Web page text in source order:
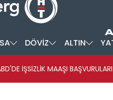
DÖVİZ ALTIN
İŞSİZLİK MAAŞI